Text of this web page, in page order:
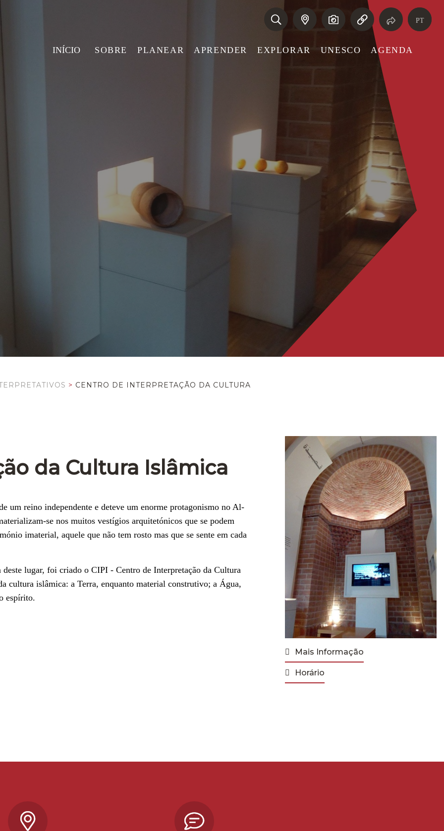
INÍCIO SOBRE PLANEAR APRENDER EXPLORAR UNESCO AGENDA
PT
> CENTRO DE INTERPRETAÇÃO DA CULTURA
da Cultura Islâmica
um reino independente e deteve um enorme protagonismo no Al-
se nos muitos vestígios arquitetónicos que se podem
imaterial, aquele que não tem rosto mas que se sente em cada
lugar, foi criado o CIPI - Centro de Interpretação da Cultura
cultura islâmica: a Terra, enquanto material construtivo; a Água,
espírito.
Mais Informação
Horário